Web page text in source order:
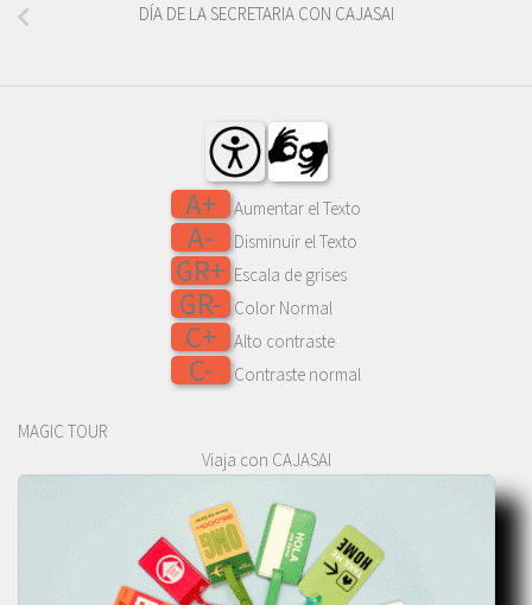
DÍA DE LA SECRETARIA CON CAJASAI
A+ Aumentar el Texto
A- Disminuir el Texto
GR+ Escala de grises
GR- Color Normal
C+ Alto contraste
C- Contraste normal
MAGIC TOUR
Viaja con CAJASAI